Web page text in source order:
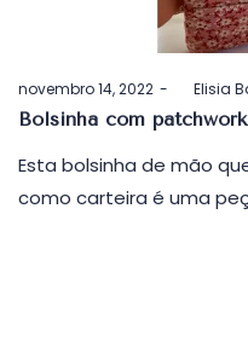
Postado
em
novembro 14, 2022 byElisia
Bolsinha com
Esta bolsinha de mão
como carteira é uma